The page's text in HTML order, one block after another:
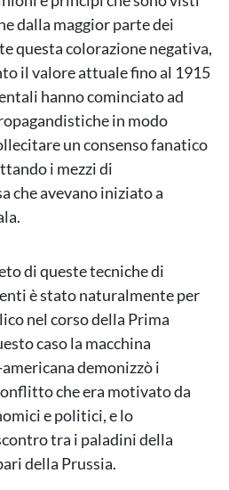
dalla maggior parte dei
questa colorazione negativa,
il valore attuale fino al 1915
hanno cominciato ad
in modo
un consenso fanatico
i mezzi di
che avevano iniziato a
di queste tecniche di
è stato naturalmente per
nel corso della Prima
caso la macchina
demonizzò i
che era motivato da
e politici, e lo
tra i paladini della
della Prussia.